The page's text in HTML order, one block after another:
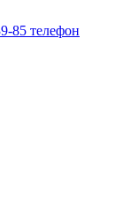
85 телефон